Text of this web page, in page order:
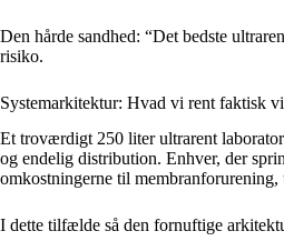
Den hårde sandhed: “Det bedste
risiko.
Systemarkitektur: Hvad vi rent faktisk
Et troværdigt 250 liter ultrarent
og endelig distribution. Enhver, der
omkostningerne til
I dette tilfælde så den fornuftige